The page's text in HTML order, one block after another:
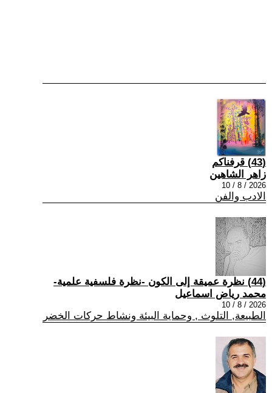
(43) قرفناكم
زاهر الشاهين
2026 / 8 / 10
الادب والفن
(44) نظرة عميقة إلى الكون -نظرة فلسفية علمية-
محمد رياض اسماعيل
2026 / 8 / 10
الطبيعة, التلوث , وحماية البيئة ونشاط حركات الخضر